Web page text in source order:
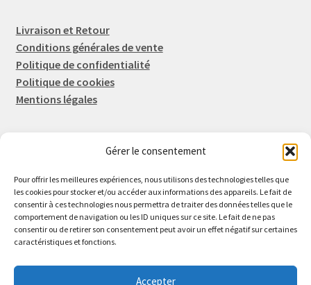
Gérer le consentement
Pour offrir les meilleures expériences, nous utilisons des technologies telles que
les cookies pour stocker et/ou accéder aux informations des appareils. Le fait de
consentir à ces technologies nous permettra de traiter des données telles que le
comportement de navigation ou les ID uniques sur ce site. Le fait de ne pas
consentir ou de retirer son consentement peut avoir un effet négatif sur certaines
caractéristiques et fonctions.
Accepter
Livraison et Retour
Conditions générales de vente
Politique de confidentialité
Politique de cookies
Mentions légales
Eric FORTIER EI
16 Rue de l'Espérance
14600 Honfleur
02 61 82 01 89